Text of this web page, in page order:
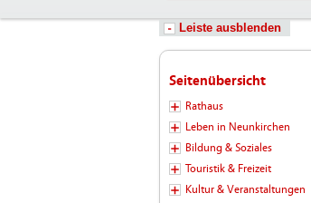
Leiste ausblenden
Seitenübersicht
Rathaus
Leben in Neunkirchen
Bildung & Soziales
Touristik & Freizeit
Kultur & Veranstaltungen